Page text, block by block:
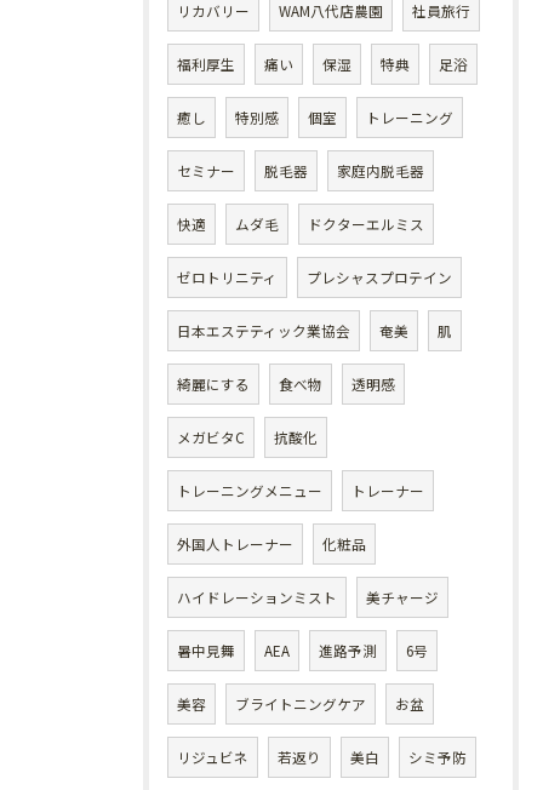
リカバリー WAM八代店農園 社員旅行
福利厚生 痛い 保湿 特典 足浴
癒し 特別感 個室 トレーニング
セミナー 脱毛器 家庭内脱毛器
快適 ムダ毛 ドクターエルミス
ゼロトリニティ プレシャスプロテイン
日本エステティック業協会 奄美 肌
綺麗にする 食べ物 透明感
メガビタC 抗酸化
トレーニングメニュー トレーナー
外国人トレーナー 化粧品
ハイドレーションミスト 美チャージ
暑中見舞 AEA 進路予測 6号
美容 ブライトニングケア お盆
リジュビネ 若返り 美白 シミ予防